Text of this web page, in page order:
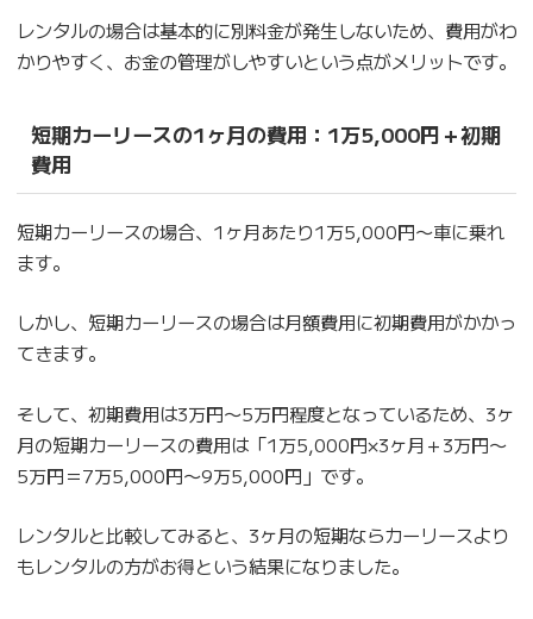
レンタルの場合は基本的に別料金が発生しないため、費用がわ
かりやすく、お金の管理がしやすいという点がメリットです。
短期カーリースの1ヶ月の費用：1万5,000円＋初期
費用
短期カーリースの場合、1ヶ月あたり1万5,000円〜車に乗れ
ます。
しかし、短期カーリースの場合は月額費用に初期費用がかかっ
てきます。
そして、初期費用は3万円〜5万円程度となっているため、3ヶ
月の短期カーリースの費用は「1万5,000円×3ヶ月＋3万円〜
5万円＝7万5,000円〜9万5,000円」です。
レンタルと比較してみると、3ヶ月の短期ならカーリースより
もレンタルの方がお得という結果になりました。